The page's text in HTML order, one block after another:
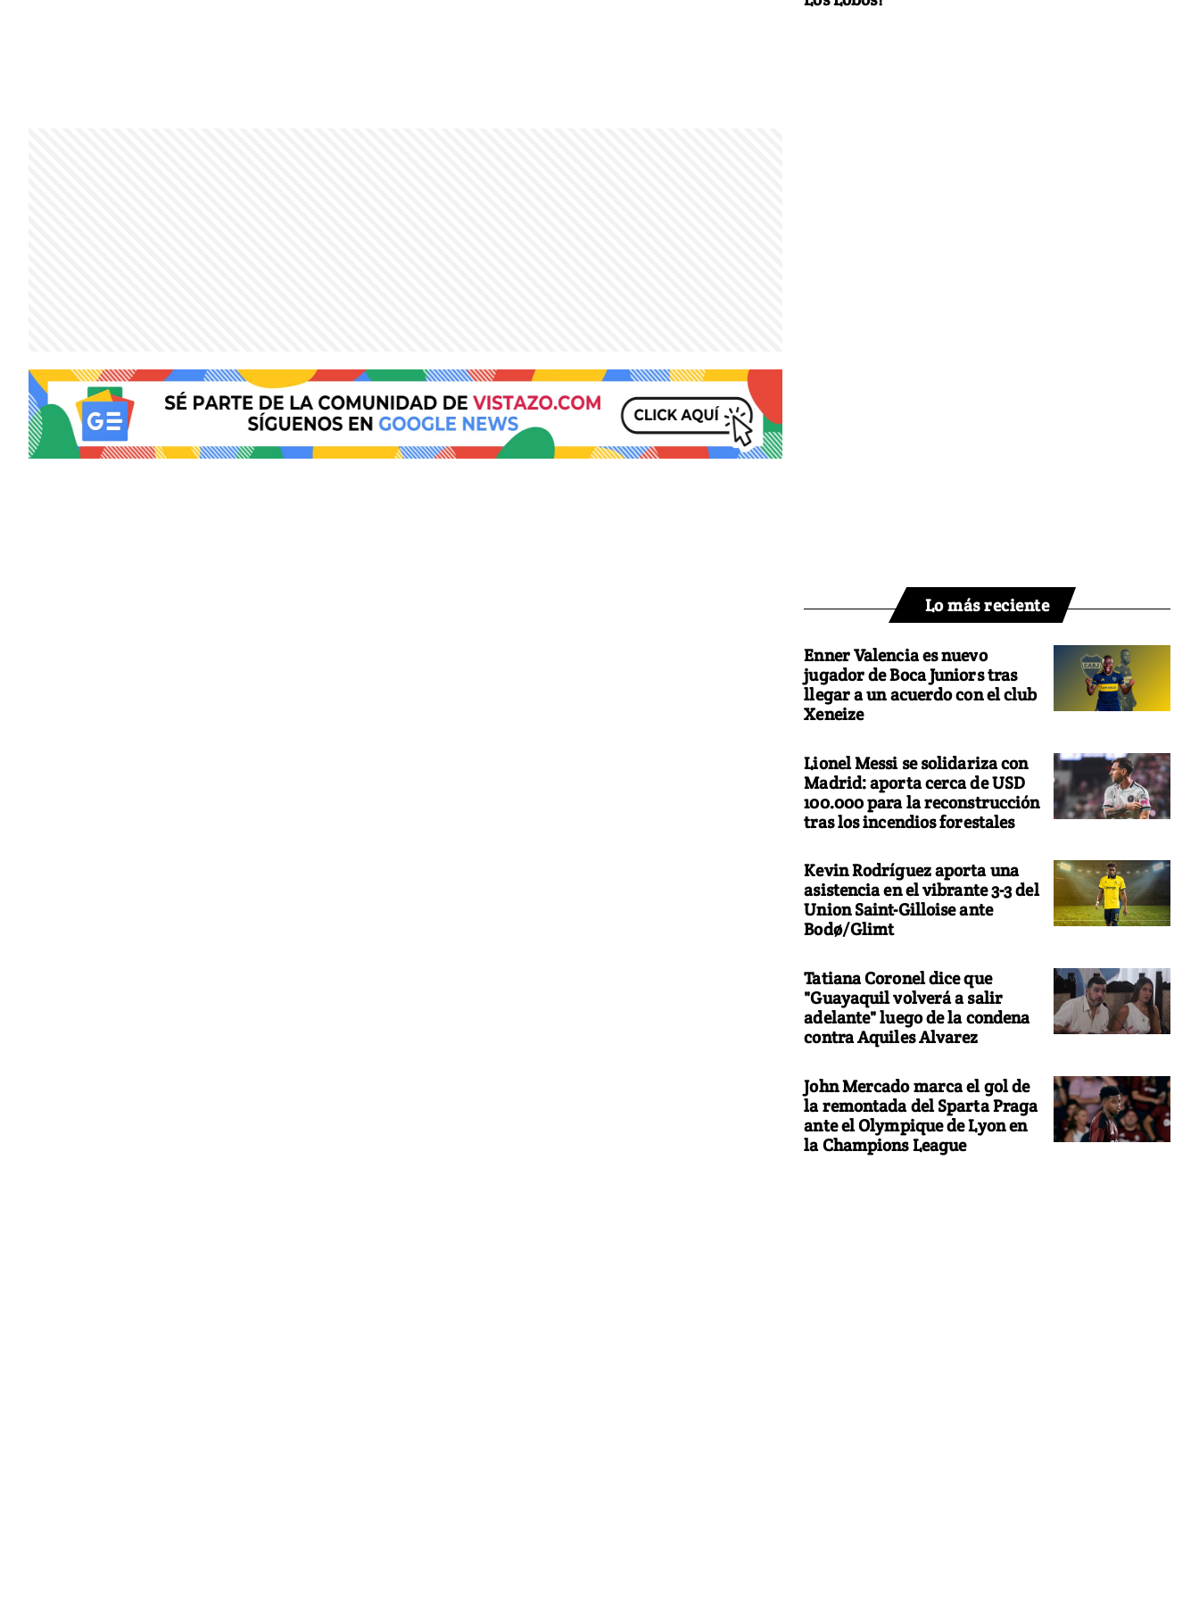
Lo más reciente
Enner Valencia es nuevo
jugador de Boca Juniors tras
llegar a un acuerdo con el club
Xeneize
Lionel Messi se solidariza con
Madrid: aporta cerca de USD
100.000 para la reconstrucción
tras los incendios forestales
Kevin Rodríguez aporta una
asistencia en el vibrante 3-3 del
Union Saint-Gilloise ante
Bodø/Glimt
Tatiana Coronel dice que
"Guayaquil volverá a salir
adelante" luego de la condena
contra Aquiles Alvarez
John Mercado marca el gol de
la remontada del Sparta Praga
ante el Olympique de Lyon en
la Champions League